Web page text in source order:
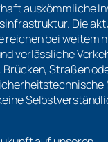
auskömmliche
Die
reichen bei weitem
verlässliche
Straßen